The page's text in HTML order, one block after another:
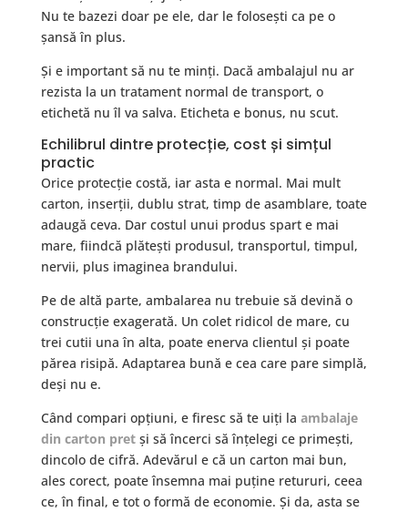
Nu te bazezi doar pe ele, dar le folosești ca pe o
șansă în plus.
Și e important să nu te minți. Dacă ambalajul nu ar
rezista la un tratament normal de transport, o
etichetă nu îl va salva. Eticheta e bonus, nu scut.
Echilibrul dintre protecție, cost și simțul
practic
Orice protecție costă, iar asta e normal. Mai mult
carton, inserții, dublu strat, timp de asamblare, toate
adaugă ceva. Dar costul unui produs spart e mai
mare, fiindcă plătești produsul, transportul, timpul,
nervii, plus imaginea brandului.
Pe de altă parte, ambalarea nu trebuie să devină o
construcție exagerată. Un colet ridicol de mare, cu
trei cutii una în alta, poate enerva clientul și poate
părea risipă. Adaptarea bună e cea care pare simplă,
deși nu e.
Când compari opțiuni, e firesc să te uiți la ambalaje
din carton pretși să încerci să înțelegi ce primești,
dincolo de cifră. Adevărul e că un carton mai bun,
ales corect, poate însemna mai puține retururi, ceea
ce, în final, e tot o formă de economie. Și da, asta se